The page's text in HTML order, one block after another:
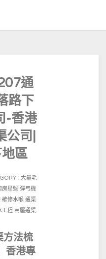
通
路下
-香港
公司|
區
: 大量毛
房星盤 彈弓機
維修水喉 通渠
工程 高壓通渠
方法梳
香港專